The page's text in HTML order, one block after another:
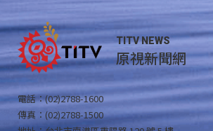
TITV NEWS
原視新聞網
電話：(02)2788-1600
傳真：(02)2788-1500